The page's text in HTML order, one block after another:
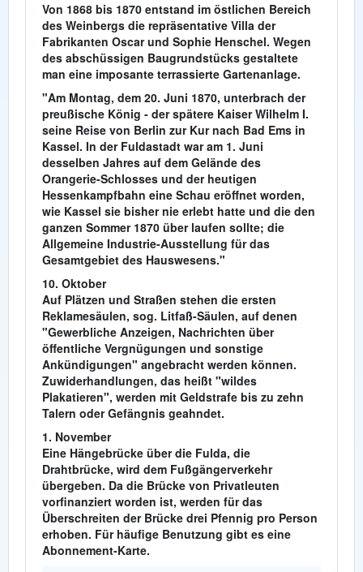
Von 1868 bis 1870 entstand im östlichen Bereich
des Weinbergs die repräsentative Villa der
Fabrikanten Oscar und Sophie Henschel. Wegen
des abschüssigen Baugrundstücks gestaltete
man eine imposante terrassierte Gartenanlage.
"Am Montag, dem 20. Juni 1870, unterbrach der
preußische König - der spätere Kaiser Wilhelm I.
seine Reise von Berlin zur Kur nach Bad Ems in
Kassel. In der Fuldastadt war am 1. Juni
desselben Jahres auf dem Gelände des
Orangerie-Schlosses und der heutigen
Hessenkampfbahn eine Schau eröffnet worden,
wie Kassel sie bisher nie erlebt hatte und die den
ganzen Sommer 1870 über laufen sollte; die
Allgemeine Industrie-Ausstellung für das
Gesamtgebiet des Hauswesens."
10. Oktober
Auf Plätzen und Straßen stehen die ersten
Reklamesäulen, sog. Litfaß-Säulen, auf denen
"Gewerbliche Anzeigen, Nachrichten über
öffentliche Vergnügungen und sonstige
Ankündigungen" angebracht werden können.
Zuwiderhandlungen, das heißt "wildes
Plakatieren", werden mit Geldstrafe bis zu zehn
Talern oder Gefängnis geahndet.
1. November
Eine Hängebrücke über die Fulda, die
Drahtbrücke, wird dem Fußgängerverkehr
übergeben. Da die Brücke von Privatleuten
vorfinanziert worden ist, werden für das
Überschreiten der Brücke drei Pfennig pro Person
erhoben. Für häufige Benutzung gibt es eine
Abonnement-Karte.